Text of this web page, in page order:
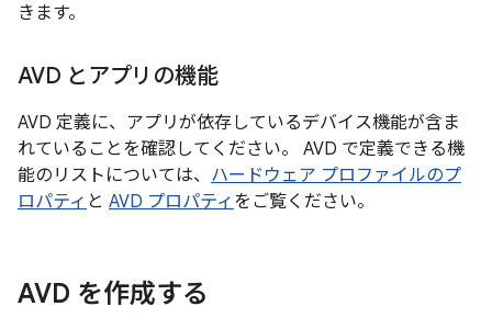
きます。
AVD とアプリの機能
AVD 定義に、アプリが依存しているデバイス機能が含ま
れていることを確認してください。 AVD で定義できる機
能のリストについては、 ハードウェア プロファイルのプ
ロパティ と AVD プロパティ をご覧ください。
AVD を作成する